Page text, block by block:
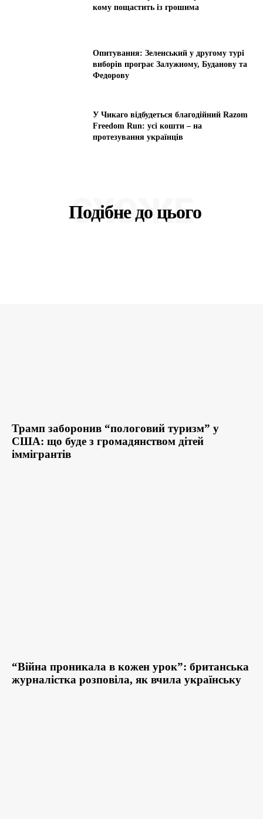
кому пощастить із грошима
Опитування: Зеленський у другому турі
виборів програє Залужному, Буданову та
Федорову
У Чикаго відбудеться благодійний Razom
Freedom Run: усі кошти – на
протезування українців
Подібне до цього
СХОЖЕ
Трамп заборонив “пологовий туризм” у
США: що буде з громадянством дітей
іммігрантів
“Війна проникала в кожен урок”: британська
журналістка розповіла, як вчила українську